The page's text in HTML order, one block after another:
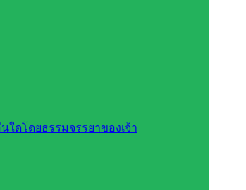
ดโดยธรรมจรรยาของเจ้า